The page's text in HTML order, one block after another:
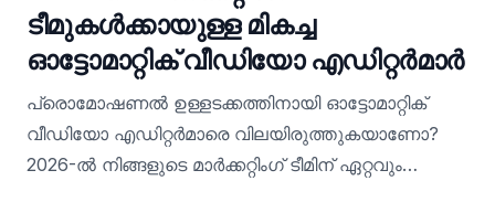
ടീമുകൾക്കായുള്ള മികച്ച
ഓട്ടോമാറ്റിക് വീഡിയോ എഡിറ്റർമാർ
പ്രൊമോഷണൽ ഉള്ളടക്കത്തിനായി ഓട്ടോമാറ്റിക്
വീഡിയോ എഡിറ്റർമാരെ വിലയിരുത്തുകയാണോ?
2026-ൽ നിങ്ങളുടെ മാർക്കറ്റിംഗ് ടീമിന് ഏറ്റവും